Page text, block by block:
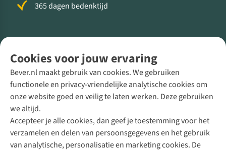
Cookies voor jouw ervaring
Bever.nl maakt gebruik van cookies. We gebruiken
functionele en privacy-vriendelijke analytische cookies om
onze website goed en veilig te laten werken. Deze gebruiken
we altijd.
Accepteer je alle cookies, dan geef je toestemming voor het
verzamelen en delen van persoonsgegevens en het gebruik
van analytische, personalisatie en marketing cookies. De
365 dagen bedenktijd
Direct advies van een Buitenexpert
+31 (0)85 888 50 88
+31 6 12 28 49 80